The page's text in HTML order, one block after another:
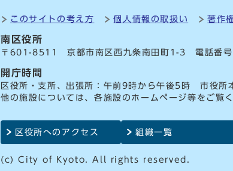
このサイトの考え方 個人情報の取扱い 著作
南区役所
〒601-8511 京都市南区西九条南田町1-3 電話番号
開庁時間
区役所・支所、出張所：午前9時から午後5時 市役
他の施設については、各施設のホームページ等をご覧く
区役所へのアクセス 組織一覧
(c) City of Kyoto. All rights reserved.